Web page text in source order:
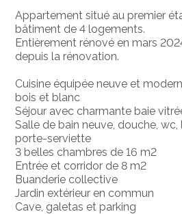
Appartement situé au premier
bâtiment de 4 logements.
Entièrement rénové en mars
depuis la rénovation.
Cuisine équipée neuve et
bois et blanc
Séjour avec charmante baie
Salle de bain neuve, douche,
porte-serviette
3 belles chambres de 16 m2
Entrée et corridor de 8 m2
Buanderie collective
Jardin extérieur en commun
Cave, galetas et parking